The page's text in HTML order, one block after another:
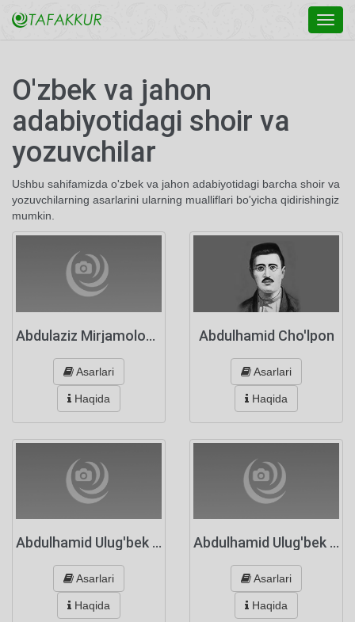
O'zbek va jahon
adabiyotidagi shoir va
yozuvchilar
Ushbu sahifamizda o'zbek va jahon adabiyotidagi barcha shoir va
yozuvchilarning asarlarini ularning mualliflari bo'yicha qidirishingiz
mumkin.
Abdulaziz Mirjamolov Murodjon o'g'li
Asarlari
Haqida
Abdulhamid Cho'lpon
Asarlari
Haqida
Abdulhamid Ulug'bek o'g'li Saiydiy
Asarlari
Haqida
Abdulhamid Ulug'bek o'g'li Saiyfiy
Asarlari
Haqida